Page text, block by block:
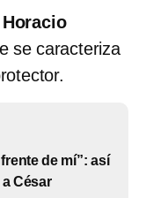
Horacio
se caracteriza
de mí”: así
César